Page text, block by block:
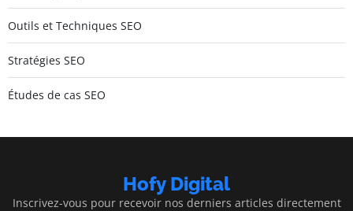
Outils et Techniques SEO
Stratégies SEO
Études de cas SEO
Hofy Digital
Inscrivez-vous pour recevoir nos derniers articles directement